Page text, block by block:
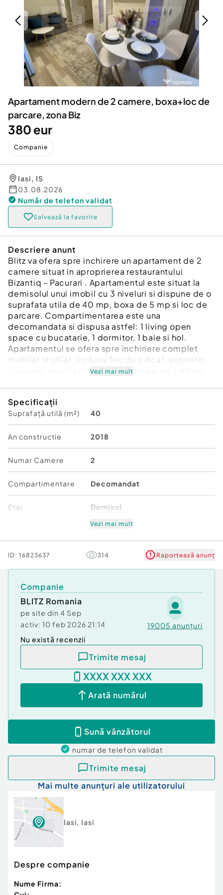
Servicii
Animale de companie
Afaceri și echipamente profesionale
Inchiriere Bunuri si Vehicule
Utilaje agricole si industriale
Piese auto si accesorii
Dacia Duster
Apartament modern de 2 camere, boxa+loc de
parcare, zona Biz
380 eur
Companie
Iasi, IS
03.08.2026
Număr de telefon validat
Salvează la favorite
Descriere anunt
Blitz va ofera spre inchirere un apartament de 2
camere situat in aproprierea restaurantului
Bizantiq - Pacurari . Apartamentul este situat la
demisolul unui imobil cu 3 niveluri si dispune de o
suprafata utila de 40 mp, boxa de 5 mp si loc de
parcare. Compartimentarea este una
decomandata si dispusa astfel: 1 living open
space cu bucatarie, 1 dormitor, 1 baie si hol.
Apartamentul se ofera spre inchiriere complet
mobilat si utilat, inclusiv fier de calcat, aspirator,
si vesela. Acesta dispune de finisaje de calitate,
Disponibil imediat. Va asteptam cu drag la
vizionare!
Cod ofertă / ID BLITZ: P87818
Id intern: P87818
Confort:
Tip imobil:
Bloc de apartamente
Număr Băi:
Vezi mai mult
Specificații
Suprafață utilă (m²) 40
An constructie 2018
Numar Camere 2
Compartimentare Decomandat
Etaj Demisol
Număr niveluri imobil 3
Comfort
Vezi mai mult
ID: 16823637 314 Raportează anunț
Companie
BLITZ Romania
pe site din 4 Sep
activ: 10 feb 2026 21:14 19005 anunțuri
Nu există recenzii
Trimite mesaj
XXXX XXX XXX
Arată numărul
Sună vânzătorul
numar de telefon validat
Trimite mesaj
Mai multe anunțuri ale utilizatorului
Iasi, Iasi
Despre companie
Nume Firma: